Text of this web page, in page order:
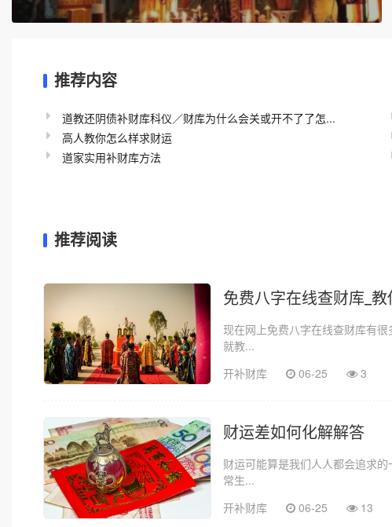
推荐内容
道教还阴债补财库科仪／财库为什么会关或开不了了怎...
高人教你怎么样求财运
道家实用补财库方法
推荐阅读
免费八字在线查财库_
现在网上免费八字在线查财库有
就教...
开补财库
06-25 3
财运差如何化解解答
财运可能算是我们人人都会追求
常生...
开补财库
06-25 13